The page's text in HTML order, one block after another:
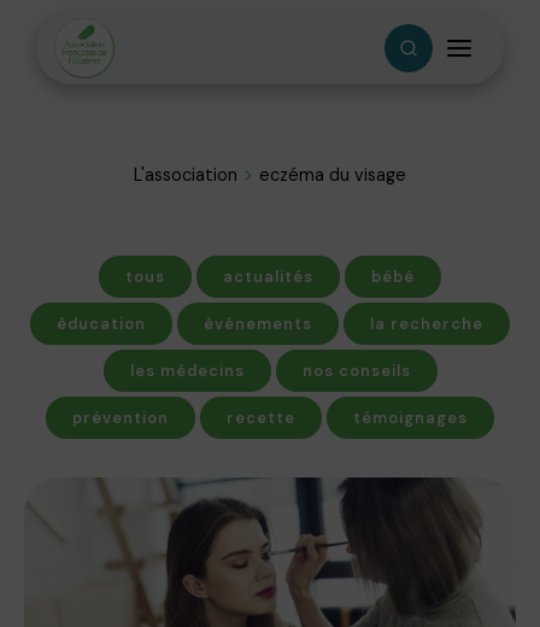
L'association eczéma du visage
tous actualités bébé
éducation événements la recherche
les médecins nos conseils
prévention recette témoignages